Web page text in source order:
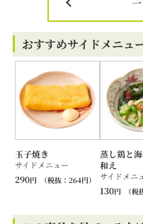
おすすめサイドメニュ
玉子焼き
サイドメニュー
290円 （税抜：264円）
蒸し鶏と
和え
サイドメニ
130円 （税